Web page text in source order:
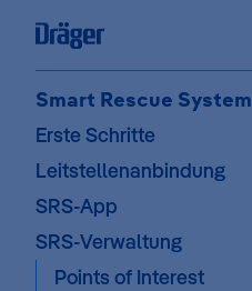
Skip to content
Smart Rescue System
Erste Schritte
Leitstellenanbindung
SRS-App
SRS-Verwaltung
Points of Interest